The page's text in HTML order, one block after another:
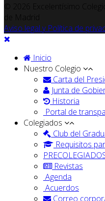
© 2026 Excelentísimo
de Madrid
Aviso legal y Política de
Inicio
Nuestro Colegio
Carta del
Junta de
Historia
Portal de
Colegiados
Club del
Requisitos
Revistas
Agenda
Acuerdos
Correo